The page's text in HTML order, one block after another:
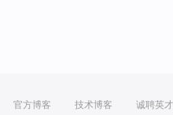
官方博客 技术博客 诚聘英才